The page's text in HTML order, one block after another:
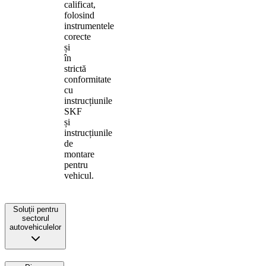
calificat,
folosind
instrumentele
corecte
și
în
strictă
conformitate
cu
instrucțiunile
SKF
și
instrucțiunile
de
montare
pentru
vehicul.
Soluții pentru
sectorul
autovehiculelor